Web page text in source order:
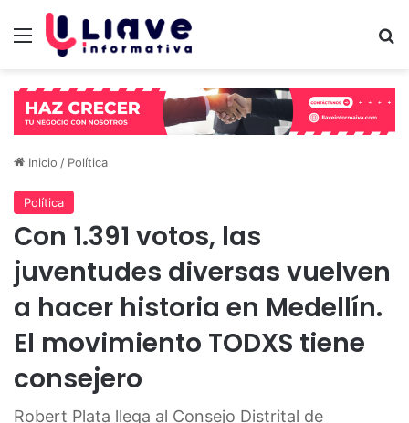
Menú
Inicio / Política
Política
Con 1.391 votos, las
juventudes diversas vuelven
a hacer historia en Medellín.
El movimiento TODXS tiene
consejero
Robert Plata llega al Consejo Distrital de